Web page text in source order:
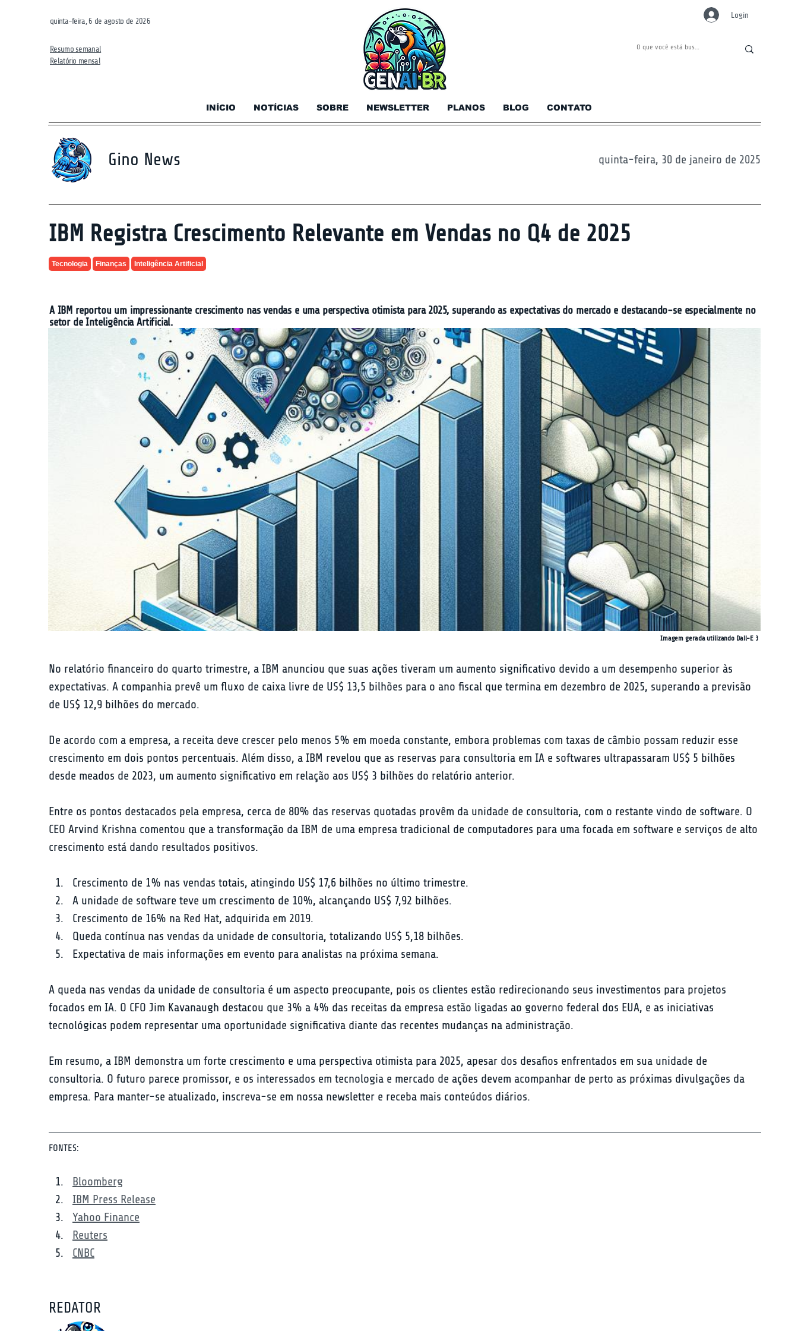
quinta-feira, 6 de agosto de 2026
Resumo semanal
Relatório mensal
INÍCIO NOTÍCIAS SOBRE NEWSLETTER PLANOS BLOG CONTATO
Login
Gino News quinta-feira, 30 de janeiro de 2025
IBM Registra Crescimento Relevante em Vendas no Q4 de 2025
Tecnologia Finanças Inteligência Artificial
A IBM reportou um impressionante crescimento nas vendas e uma perspectiva otimista para 2025, superando as expectativas do mercado e destacando-se especialmente no
setor de Inteligência Artificial.
Imagem gerada utilizando Dall-E 3
No relatório financeiro do quarto trimestre, a IBM anunciou que suas ações tiveram um aumento significativo devido a um desempenho superior às
expectativas. A companhia prevê um fluxo de caixa livre de US$ 13,5 bilhões para o ano fiscal que termina em dezembro de 2025, superando a previsão
de US$ 12,9 bilhões do mercado.
De acordo com a empresa, a receita deve crescer pelo menos 5% em moeda constante, embora problemas com taxas de câmbio possam reduzir esse
crescimento em dois pontos percentuais. Além disso, a IBM revelou que as reservas para consultoria em IA e softwares ultrapassaram US$ 5 bilhões
desde meados de 2023, um aumento significativo em relação aos US$ 3 bilhões do relatório anterior.
Entre os pontos destacados pela empresa, cerca de 80% das reservas quotadas provêm da unidade de consultoria, com o restante vindo de software. O
CEO Arvind Krishna comentou que a transformação da IBM de uma empresa tradicional de computadores para uma focada em software e serviços de alto
crescimento está dando resultados positivos.
Crescimento de 1% nas vendas totais, atingindo US$ 17,6 bilhões no último trimestre.
A unidade de software teve um crescimento de 10%, alcançando US$ 7,92 bilhões.
Crescimento de 16% na Red Hat, adquirida em 2019.
Queda contínua nas vendas da unidade de consultoria, totalizando US$ 5,18 bilhões.
Expectativa de mais informações em evento para analistas na próxima semana.
A queda nas vendas da unidade de consultoria é um aspecto preocupante, pois os clientes estão redirecionando seus investimentos para projetos
focados em IA. O CFO Jim Kavanaugh destacou que 3% a 4% das receitas da empresa estão ligadas ao governo federal dos EUA, e as iniciativas
tecnológicas podem representar uma oportunidade significativa diante das recentes mudanças na administração.
Em resumo, a IBM demonstra um forte crescimento e uma perspectiva otimista para 2025, apesar dos desafios enfrentados em sua unidade de
consultoria. O futuro parece promissor, e os interessados em tecnologia e mercado de ações devem acompanhar de perto as próximas divulgações da
empresa. Para manter-se atualizado, inscreva-se em nossa newsletter e receba mais conteúdos diários.
FONTES:
Bloomberg
IBM Press Release
Yahoo Finance
Reuters
CNBC
REDATOR